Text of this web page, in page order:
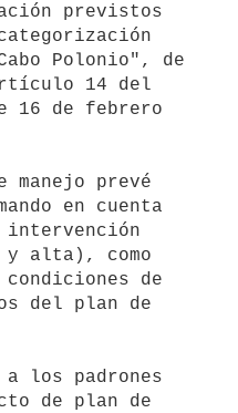
previstos
Polonio", de
14 del
16 de febrero
en cuenta
y alta), como
de
del plan de
de plan de